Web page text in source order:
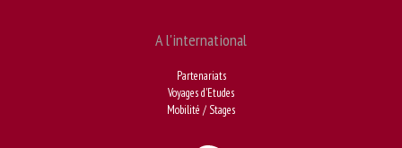
A l'international
Partenariats
Voyages d'Etudes
Mobilité / Stages